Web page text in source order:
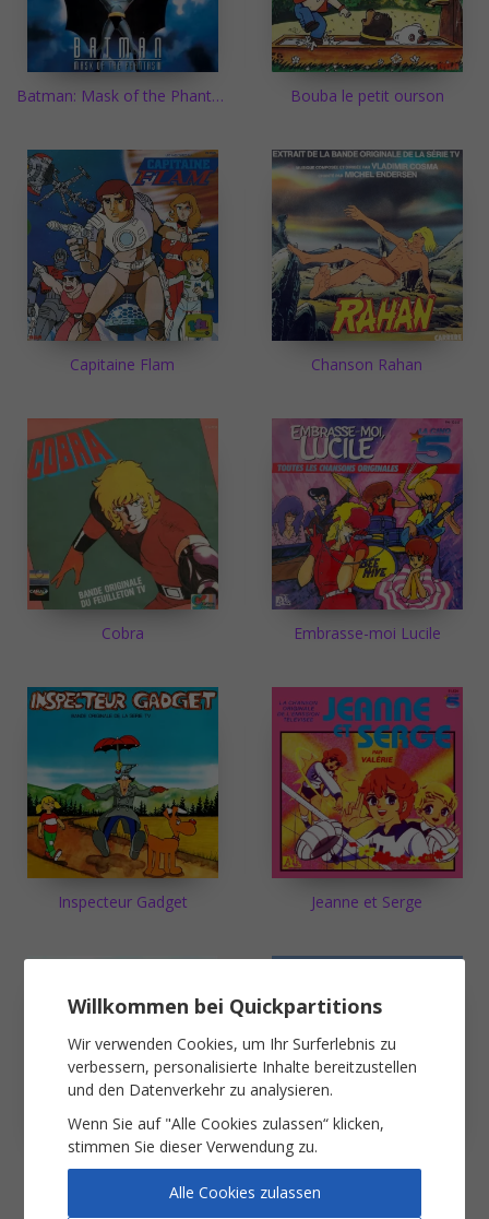
Batman: Mask of the Phantasm Bouba le petit ourson
Capitaine Flam Chanson Rahan
Cobra Embrasse-moi Lucile
Inspecteur Gadget Jeanne et Serge
L'île aux enfants Les mondes engloutis
Willkommen bei Quickpartitions
Wir verwenden Cookies, um Ihr Surferlebnis zu
verbessern, personalisierte Inhalte bereitzustellen
und den Datenverkehr zu analysieren.
Wenn Sie auf "Alle Cookies zulassen“ klicken,
stimmen Sie dieser Verwendung zu.
Alle Cookies zulassen